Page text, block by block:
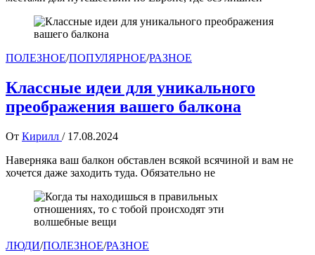
ПОЛЕЗНОЕ/ПОПУЛЯРНОЕ/РАЗНОЕ
Классные идеи для уникального
преображения вашего балкона
От Кирилл / 17.08.2024
Наверняка ваш балкон обставлен всякой всячиной и вам не
хочется даже заходить туда. Обязательно не
ЛЮДИ/ПОЛЕЗНОЕ/РАЗНОЕ